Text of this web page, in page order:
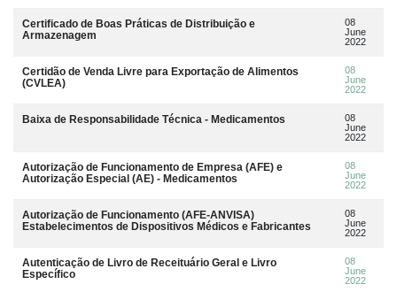
Certificado de Boas Práticas de Distribuição e
Armazenagem
08
June
2022
Certidão de Venda Livre para Exportação de Alimentos
(CVLEA)
08
June
2022
Baixa de Responsabilidade Técnica - Medicamentos
08
June
2022
Autorização de Funcionamento de Empresa (AFE) e
Autorização Especial (AE) - Medicamentos
08
June
2022
Autorização de Funcionamento (AFE-ANVISA)
Estabelecimentos de Dispositivos Médicos e Fabricantes
08
June
2022
Autenticação de Livro de Receituário Geral e Livro
Específico
08
June
2022